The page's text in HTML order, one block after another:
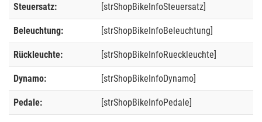
Steuersatz: [strShopBikeInfoSteuersatz]
Beleuchtung: [strShopBikeInfoBeleuchtung]
Rückleuchte: [strShopBikeInfoRueckleuchte]
Dynamo: [strShopBikeInfoDynamo]
Pedale: [strShopBikeInfoPedale]